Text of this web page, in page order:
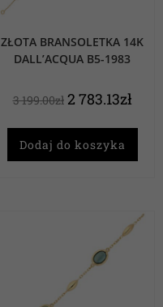
ZŁOTA BRANSOLETKA 14K
DALL’ACQUA B5-1983
3 199.00zł 2 783.13zł
Dodaj do koszyka